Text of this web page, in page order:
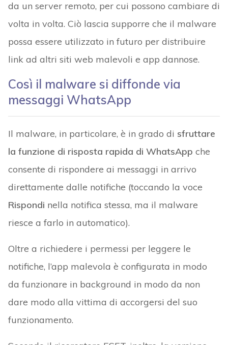
da un server remoto, per cui possono cambiare di
volta in volta. Ciò lascia supporre che il malware
possa essere utilizzato in futuro per distribuire
link ad altri siti web malevoli e app dannose.
Così il malware si diffonde via
messaggi WhatsApp
Il malware, in particolare, è in grado di sfruttare
la funzione di risposta rapida di WhatsApp che
consente di rispondere ai messaggi in arrivo
direttamente dalle notifiche (toccando la voce
Rispondi nella notifica stessa, ma il malware
riesce a farlo in automatico).
Oltre a richiedere i permessi per leggere le
notifiche, l’app malevola è configurata in modo
da funzionare in background in modo da non
dare modo alla vittima di accorgersi del suo
funzionamento.